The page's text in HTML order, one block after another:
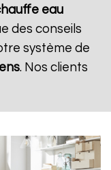
eau
des conseils
système de
. Nos clients